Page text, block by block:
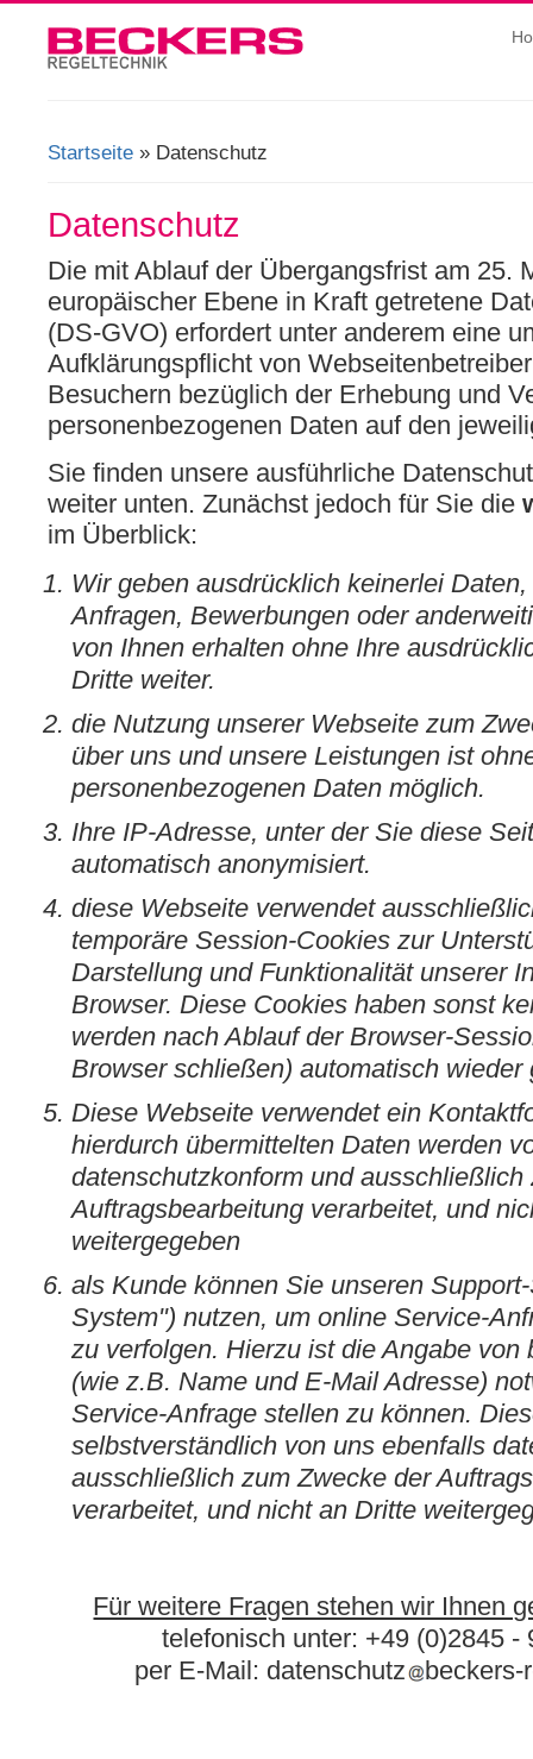
Startseite » Datenschutz
Datenschutz
Die mit Ablauf der Übergangsfrist am 25.
europäischer Ebene in Kraft getretene
(DS-GVO) erfordert unter anderem eine
Aufklärungspflicht von
Besuchern bezüglich der Erhebung und
personenbezogenen Daten auf den
Sie finden unsere ausführliche
weiter unten. Zunächst jedoch für Sie die
im Überblick:
Wir geben ausdrücklich keinerlei
Anfragen, Bewerbungen oder
von Ihnen erhalten ohne Ihre
Dritte weiter.
die Nutzung unserer Webseite zum
über uns und unsere Leistungen ist
personenbezogenen Daten möglich.
Ihre IP-Adresse, unter der Sie diese
automatisch anonymisiert.
diese Webseite verwendet
temporäre Session-Cookies zur
Darstellung und Funktionalität unserer
Browser. Diese Cookies haben sonst
werden nach Ablauf der Browser-
Browser schließen) automatisch wieder
Diese Webseite verwendet ein
hierdurch übermittelten Daten werden
datenschutzkonform und ausschließlich
Auftragsbearbeitung verarbeitet, und
weitergegeben
als Kunde können Sie unseren
System") nutzen, um online Service-
zu verfolgen. Hierzu ist die Angabe von
(wie z.B. Name und E-Mail Adresse)
Service-Anfrage stellen zu können.
selbstverständlich von uns ebenfalls
ausschließlich zum Zwecke der
verarbeitet, und nicht an Dritte
Für weitere Fragen stehen wir Ihnen
telefonisch unter: +49 (0)2845 -
per E-Mail: datenschutz
beckers-